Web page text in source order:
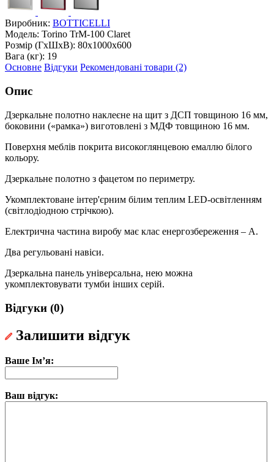
Виробник: BOTTICELLI
Модель: Torino TrM-100 Claret
Розмір (ГxШxВ): 80x1000x600
Вага (кг): 19
Основне Відгуки Рекомендовані товари (2)
Опис
Дзеркальне полотно наклеєне на щит з ДСП товщиною 16 мм,
боковини («рамка») виготовлені з МДФ товщиною 16 мм.
Поверхня меблів покрита високоглянцевою емаллю білого
кольору.
Дзеркальне полотно з фацетом по периметру.
Укомплектоване інтер'єрним білим теплим LED-освітленням
(світлодіодною стрічкою).
Електрична частина виробу має клас енергозбереження – А.
Два регульовані навіси.
Дзеркальна панель універсальна, нею можна
укомплектовувати тумби інших серій.
Відгуки (0)
Залишити відгук
Ваше Ім’я:
Ваш відгук: